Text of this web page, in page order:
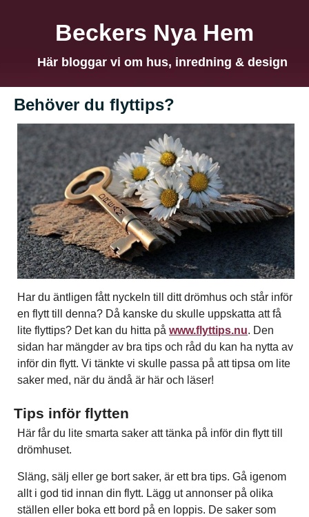
Beckers Nya Hem
Här bloggar vi om hus, inredning & design
Behöver du flyttips?
Har du äntligen fått nyckeln till ditt drömhus och står inför
en flytt till denna? Då kanske du skulle uppskatta att få
lite flyttips? Det kan du hitta på www.flyttips.nu. Den
sidan har mängder av bra tips och råd du kan ha nytta av
inför din flytt. Vi tänkte vi skulle passa på att tipsa om lite
saker med, när du ändå är här och läser!
Tips inför flytten
Här får du lite smarta saker att tänka på inför din flytt till
drömhuset.
Släng, sälj eller ge bort saker, är ett bra tips. Gå igenom
allt i god tid innan din flytt. Lägg ut annonser på olika
ställen eller boka ett bord på en loppis. De saker som